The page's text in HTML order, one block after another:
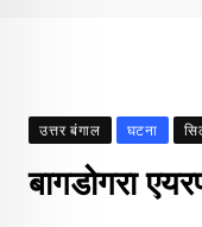
उत्तर बंगाल घटना
बागडोगरा